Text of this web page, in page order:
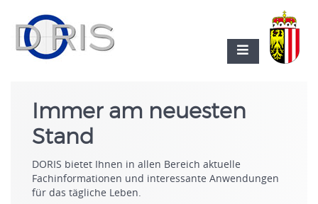
Immer am neuesten
Stand
DORIS bietet Ihnen in allen Bereich aktuelle
Fachinformationen und interessante Anwendungen
für das tägliche Leben.